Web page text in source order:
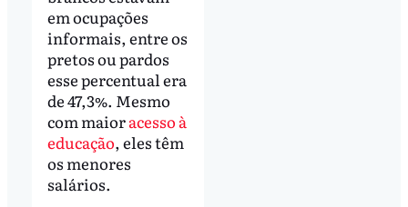
em ocupações
informais, entre os
pretos ou pardos
esse percentual era
de 47,3%. Mesmo
com maioracesso à
educação, eles têm
os menores
salários.